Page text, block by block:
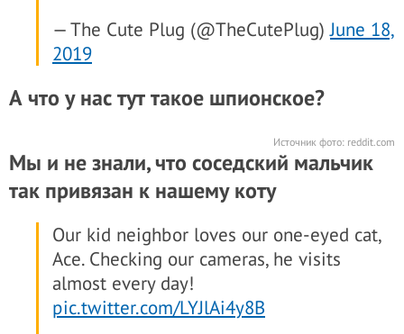
— The Cute Plug (@TheCutePlug)June 18,
2019
А что у нас тут такое шпионское?
Источник фото: reddit.com
Мы и не знали, что соседский мальчик
так привязан к нашему коту
Our kid neighbor loves our one-eyed cat,
Ace. Checking our cameras, he visits
almost every day!
pic.twitter.com/LYJlAi4y8B